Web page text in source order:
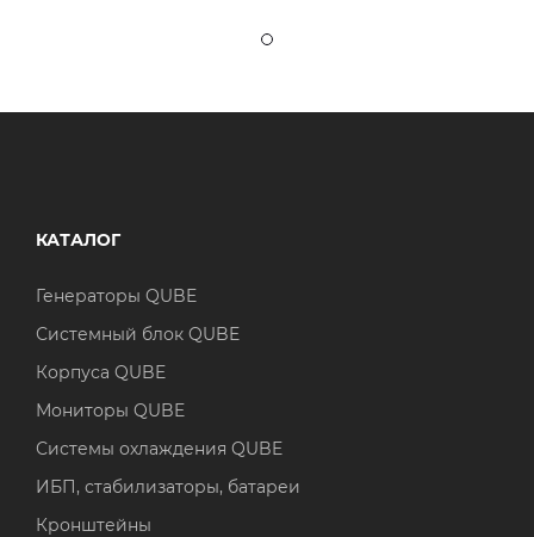
КАТАЛОГ
Генераторы QUBE
Системный блок QUBE
Корпуса QUBE
Мониторы QUBE
Системы охлаждения QUBE
ИБП, стабилизаторы, батареи
Кронштейны